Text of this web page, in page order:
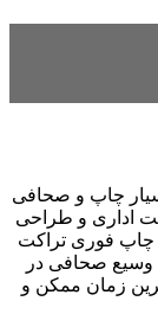
چاپ و صحافی
اداری و طراحی
چاپ فوری تراکت
وسیع صحافی در
زمان ممکن و